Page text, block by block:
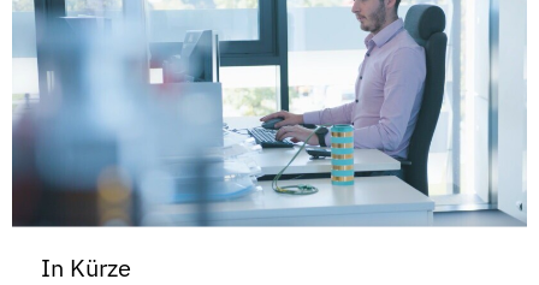
In Kürze